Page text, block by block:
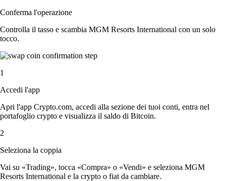
Conferma l'operazione
Controlla il tasso e scambia MGM Resorts International con un solo
tocco.
1
Accedi l'app
Apri l'app Crypto.com, accedi alla sezione dei tuoi conti, entra nel
portafoglio crypto e visualizza il saldo di Bitcoin.
2
Seleziona la coppia
Vai su «Trading», tocca «Compra» o «Vendi» e seleziona MGM
Resorts International e la crypto o fiat da cambiare.